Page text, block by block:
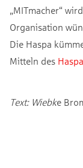
„MITmacher“
Organisation
Die Haspa
Mitteln des
Text: Wiebke